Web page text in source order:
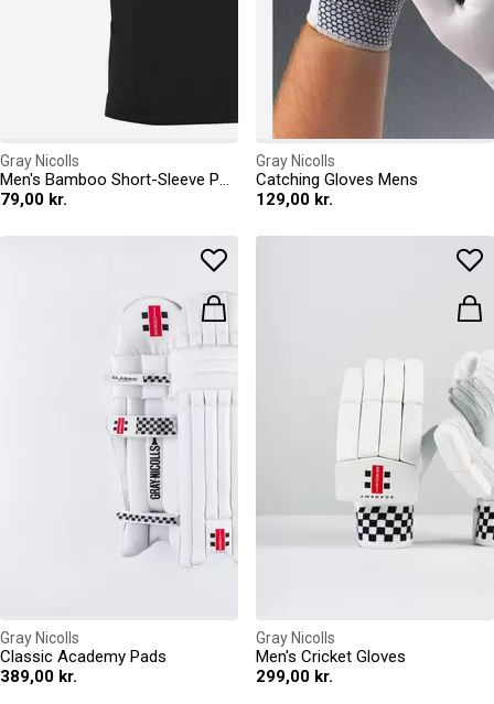
Gray Nicolls
Men's Bamboo Short-Sleeve Performance T-Shirt
79,00 kr.
Gray Nicolls
Catching Gloves Mens
129,00 kr.
Gray Nicolls
Classic Academy Pads
389,00 kr.
Gray Nicolls
Men's Cricket Gloves
299,00 kr.